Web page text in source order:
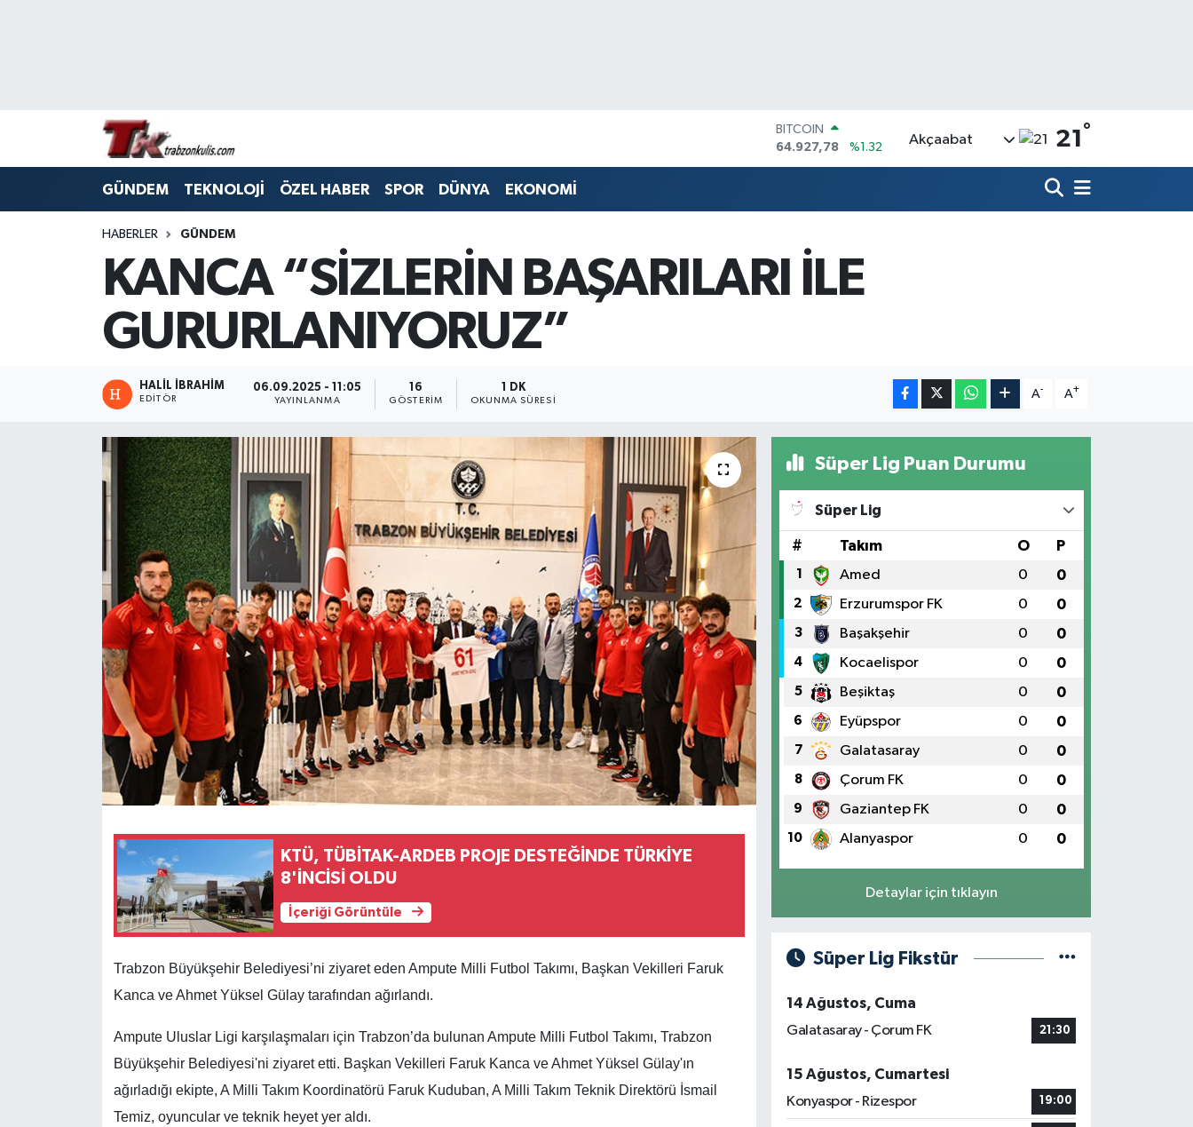
BITCOIN
64.927,78
%1.32
DOLAR
64,1581
GRAM ALTIN
6527.85
%0.54
Akçaabat 21 °
GÜNDEM TEKNOLOJİ ÖZEL HABER SPOR DÜNYA EKONOMİ
HABERLER GÜNDEM
KANCA “SİZLERİN BAŞARILARI İLE
GURURLANIYORUZ”
HALİL İBRAHİM
EDITÖR
06.09.2025 - 11:05
YAYINLANMA
16
GÖSTERIM
1 DK
OKUNMA SÜRESI
A- A+
KTÜ, TÜBİTAK-ARDEB PROJE DESTEĞİNDE TÜRKİYE
8'İNCİSİ OLDU
İçeriği Görüntüle
Trabzon Büyükşehir Belediyesi’ni ziyaret eden Ampute Milli Futbol Takımı, Başkan Vekilleri Faruk
Kanca ve Ahmet Yüksel Gülay tarafından ağırlandı.
Ampute Uluslar Ligi karşılaşmaları için Trabzon’da bulunan Ampute Milli Futbol Takımı, Trabzon
Büyükşehir Belediyesi'ni ziyaret etti. Başkan Vekilleri Faruk Kanca ve Ahmet Yüksel Gülay'ın
ağırladığı ekipte, A Milli Takım Koordinatörü Faruk Kuduban, A Milli Takım Teknik Direktörü İsmail
Temiz, oyuncular ve teknik heyet yer aldı.
Süper Lig Puan Durumu
Süper Lig
# Takım O P
1 Amed 0 0
2 Erzurumspor FK 0 0
3 Başakşehir 0 0
4 Kocaelispor 0 0
5 Beşiktaş 0 0
6 Eyüpspor 0 0
7 Galatasaray 0 0
8 Çorum FK 0 0
9 Gaziantep FK 0 0
10 Alanyaspor 0 0
Detaylar için tıklayın
Süper Lig Fikstür
14 Ağustos, Cuma
Galatasaray - Çorum FK
21:30
15 Ağustos, Cumartesi
Konyaspor - Rizespor
19:00
Trabzon Namaz Vakitleri
Tüm Manşetler
Son Dakika Haberleri
Haber Arşivi